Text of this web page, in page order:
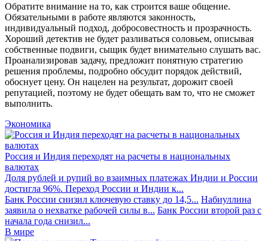
Обратите внимание на то, как строится ваше общение.
Обязательными в работе являются законность,
индивидуальный подход, добросовестность и прозрачность.
Хороший детектив не будет разливаться соловьем, описывая
собственные подвиги, сыщик будет внимательно слушать вас.
Проанализировав задачу, предложит понятную стратегию
решения проблемы, подробно обсудит порядок действий,
обоснует цену. Он нацелен на результат, дорожит своей
репутацией, поэтому не будет обещать вам то, что не сможет
выполнить.
Экономика
Россия и Индия переходят на расчеты в национальных
валютах
Доля рублей и рупий во взаимных платежах Индии и России
достигла 96%. Переход России и Индии к...
Банк России снизил ключевую ставку до 14,5... Набиуллина
заявила о нехватке рабочей силы в... Банк России второй раз с
начала года снизил...
В мире